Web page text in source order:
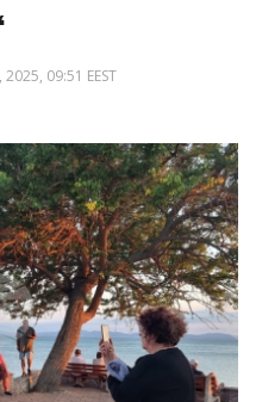
2025, 09:51 EEST